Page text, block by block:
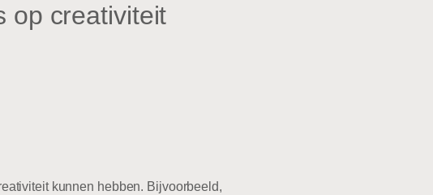
op creativiteit
kunnen hebben. Bijvoorbeeld,